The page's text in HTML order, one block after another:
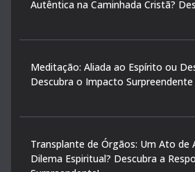
Autêntica na Caminhada Cristã?
Meditação: Aliada ao Espírito ou
Descubra o Impacto Surpreendente
Transplante de Órgãos: Um Ato de
Dilema Espiritual? Descubra a